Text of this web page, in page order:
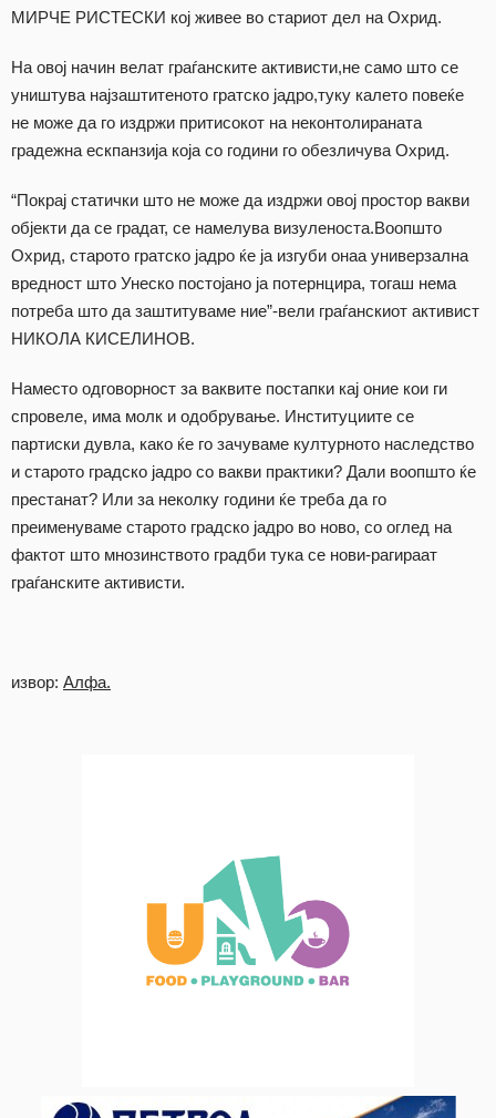
МИРЧЕ РИСТЕСКИ кој живее во стариот дел на Охрид.
На овој начин велат граѓанските активисти,не само што се
уништува најзаштитеното гратско јадро,туку калето повеќе
не може да го издржи притисокот на неконтолираната
градежна ескпанзија која со години го обезличува Охрид.
“Покрај статички што не може да издржи овој простор вакви
објекти да се градат, се намелува визуленоста.Воопшто
Охрид, старото гратско јадро ќе ја изгуби онаа универзална
вредност што Унеско постојано ја потернцира, тогаш нема
потреба што да заштитуваме ние”-вели граѓанскиот активист
НИКОЛА КИСЕЛИНОВ.
Наместо одговорност за ваквите постапки кај оние кои ги
спровеле, има молк и одобрување. Институциите се
партиски дувла, како ќе го зачуваме културното наследство
и старото градско јадро со вакви практики? Дали воопшто ќе
престанат? Или за неколку години ќе треба да го
преименуваме старото градско јадро во ново, со оглед на
фактот што мнозинството градби тука се нови-рагираат
граѓанските активисти.
извор: Алфа.